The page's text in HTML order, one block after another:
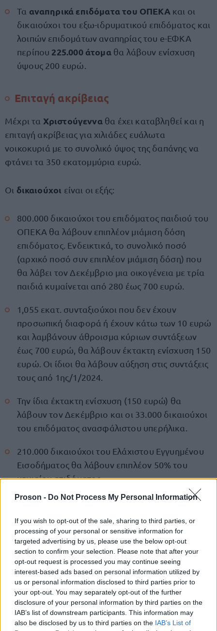
Proson - Do Not Process My Personal Information
If you wish to opt-out of the sale, sharing to third parties, or
processing of your personal or sensitive information for
targeted advertising by us, please use the below opt-out
section to confirm your selection. Please note that after your
opt-out request is processed you may continue seeing
interest-based ads based on personal information utilized by
us or personal information disclosed to third parties prior to
your opt-out. You may separately opt-out of the further
disclosure of your personal information by third parties on the
IAB’s list of downstream participants. This information may
also be disclosed by us to third parties on the IAB’s List of
Τα αναπηρικά επιδόματα του ΟΠΕΚΑ και οι
δικαιούχοι του εξω-ιδρυματικού επιδόματος και
λοιπών επιδομάτων αναπηρίας του e-ΕΦΚΑ
περίπου 225.000 άτομα θα λάβουν ενίσχυση
ύψους 200 ευρώ.
Επιταγή ακρίβειας
Μέχρι τα Χριστούγεννα θα έχει καταβληθεί και η
επιταγή ακρίβειας για χιλιάδες ευάλωτα
νοικοκυριά με το συνολικό ύψος της δαπάνης να
φτάνει τα 350 εκατομμύρια ευρώ.
Οι δικαιούχοι είναι οι εξής:
800.000 δικαιούχοι του επιδόματος παιδιού του
ΟΠΕΚΑ θα λάβουν επιπλέον μιάμιση δόση
επιδόματος. Ενδεικτικά, το συνολικό ποσό
(αρχικό ποσό συν επιπλέον μιάμιση δόση) που
θα λάβει τον Δεκέμβριο μια οικογένεια με τρία
παιδιά κυμαίνεται από 280 έως 700 ευρώ.
1,055 εκατ. συνταξιούχοι που δεν έχουν
προσωπική διαφορά ή έχουν κάτω των 10 ευρώ
και λαμβάνουν άθροισμα κύριων συντάξεων
έως 700 ευρώ, θα λάβουν έκτακτη ενίσχυση 150
ευρώ. Οι ίδιοι θα λάβουν αύξηση στις συντάξεις
τους από 1ης/1/2024.
Την ίδια έκτακτη ενίσχυση (150 ευρώ) θα
λάβουν τον Δεκέμβριο και οι 33.000 δικαιούχοι
του επιδόματος ανασφάλιστου υπερήλικα.
210.000 δικαιούχοι του Ελάχιστου Εγγυημένου
Εισοδήματος θα λάβουν επιπλέον 50% του
μηνιαίου επιδόματος.
225.000 δικαιούχοι του επιδόματος ΑμεΑ του
λοιπών επιδομάτων αναπηρίας του e-ΕΦΚΑ θα
λάβουν ενίσχυση ύψους 200 ευρώ.
Επιδόματα ανεργίας
Κατά τη διάρκεια της πρώτης εβδομάδας του
Δεκεμβρίου, πρόκειται να ξεκινήσει η προπληρωμή
της τακτικής επιδότησηςανεργίας , της επιδότησης